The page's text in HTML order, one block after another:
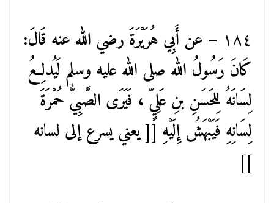
١٨٤ – عن أَبِي هُرَيْرَةَ رضي الله عنه قَالَ:
كَانَ رَسُولُ الله صلى الله عليه وسلم لَيُدلِعُ
لِسَانَهُ لِلحَسَنِ بنِ عَلِيٍّ ، فَيَرَى الصَّبِيُّ حُمْرَةَ
لِسَانِهِ فَيَبْهَشُ إِلَيْهِ [[ يعني يسرع إلى لسانه
]]